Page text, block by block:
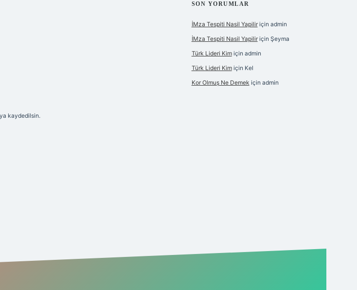
kaydedilsin.
SON YORUMLAR
İMza Tespiti Nasil Yapiliriçin admin
İMza Tespiti Nasil Yapiliriçin Şeyma
Türk Lideri Kimiçin admin
Türk Lideri Kimiçin Kel
Kor Olmuş Ne Demek için admin